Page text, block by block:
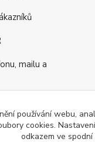
mailu a
používání webu,
cookies.
odkazem ve